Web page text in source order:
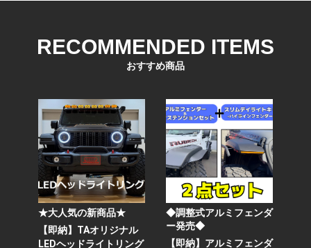
RECOMMENDED ITEMS
おすすめ商品
★大人気の新商品★
【即納】TAオリジナル
LEDヘッドライトリング
◆調整式アルミフェンダ
ー発売◆
【即納】アルミフェンダ